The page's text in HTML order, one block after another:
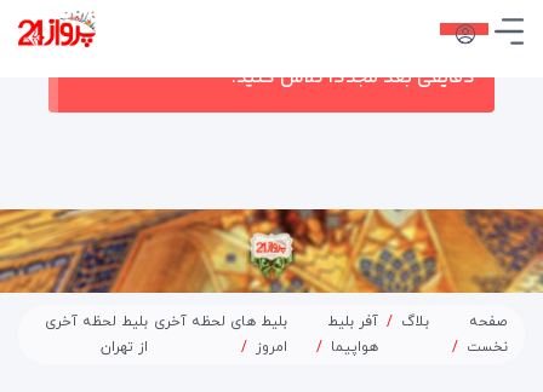
در حال حاضر ارتباط با سرور قطع می باشد لطفا
دقایقی بعد مجددا تلاش کنید.
صفحه
نخست
بلاگ
آفر بلیط
هواپیما
بلیط های لحظه آخری
امروز
بلیط لحظه آخری
از تهران